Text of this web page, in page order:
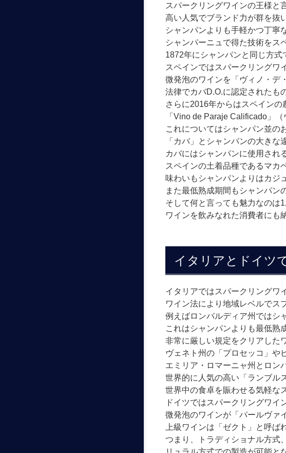
スパークリングワインの王様と
高い人気でブランド力が群を抜
シャンパンよりも手軽かつ丁寧
シャンパーニュで得た技術をス
1872年にシャンパンと同じ方式
スペインではスパークリングワ
微発泡のワインを「ヴィノ・デ
法律でカバD.O.に認定されたも
さらに2016年からはスペインの
「 Vino de Paraje Calificado 」
これについてはシャンパン並の
「カバ」とシャンパンの大きな
カバにはシャンパンに使用され
スペインの土着品種であるマカ
味わいもシャンパンよりはカジ
また最低熟成期間もシャンパン
そして何と言っても魅力なのは1,
ワインを飲みなれた消費者にも
イタリアとドイツ
イタリアではスパークリングワ
ワイン法により地域レベルでス
例えばロンバルディア州ではシ
これはシャンパンよりも最低熟
非常に厳しい規定をクリアした
ヴェネト州の「プロセッコ」や
エミリア・ロマーニャ州とロン
世界的に人気の高い「ランブル
世界中の食卓を賑わせる気軽な
ドイツではスパークリングワイ
微発泡のワインが「パールヴァ
上級ワインは「ゼクト」と呼ば
つまり、トラディショナル方式